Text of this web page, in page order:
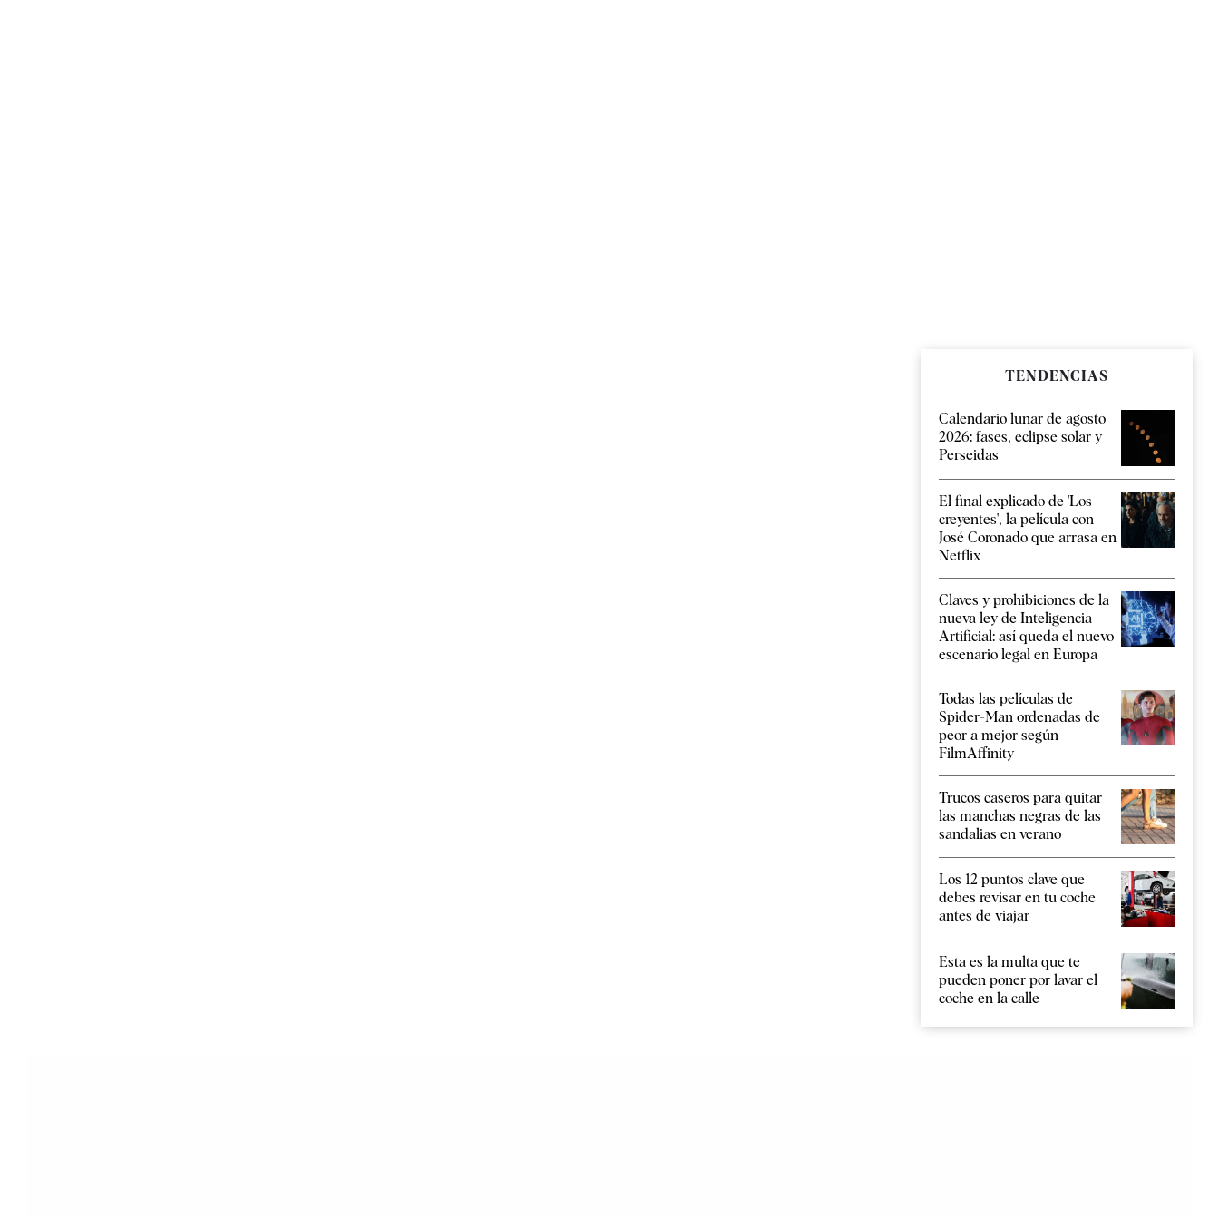
TENDENCIAS
Calendario lunar de agosto
2026: fases, eclipse solar y
Perseidas
El final explicado de 'Los
creyentes', la película con
José Coronado que arrasa en
Netflix
Claves y prohibiciones de la
nueva ley de Inteligencia
Artificial: así queda el nuevo
escenario legal en Europa
Todas las películas de
Spider-Man ordenadas de
peor a mejor según
FilmAffinity
Trucos caseros para quitar
las manchas negras de las
sandalias en verano
Los 12 puntos clave que
debes revisar en tu coche
antes de viajar
Esta es la multa que te
pueden poner por lavar el
coche en la calle